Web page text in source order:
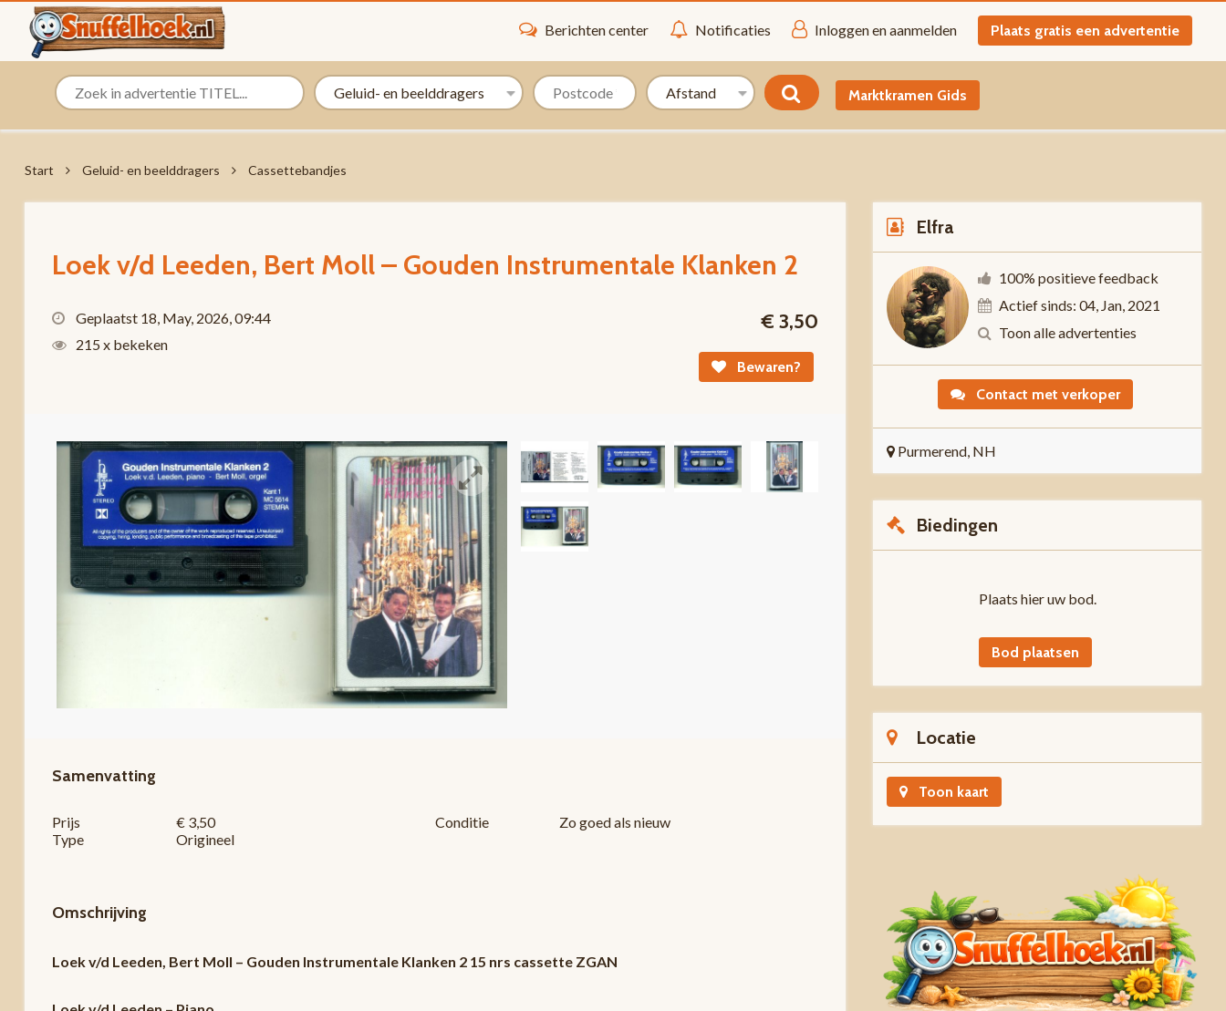
Berichten center Notificaties Inloggen en aanmelden Plaats gratis een advertentie
Marktkramen Gids
Start Geluid- en beelddragers Cassettebandjes
Loek v/d Leeden, Bert Moll – Gouden Instrumentale Klanken 2
Geplaatst 18, May, 2026, 09:44
215 x bekeken
€ 3,50
Bewaren?
Samenvatting
Prijs € 3,50 Conditie
Zo goed als nieuw
Type
Origineel
Omschrijving
Loek v/d Leeden, Bert Moll – Gouden Instrumentale Klanken 2 15 nrs cassette ZGAN
Elfra
100% positieve feedback
Actief sinds: 04, Jan, 2021
Toon alle advertenties
Contact met verkoper
Purmerend, NH
Biedingen
Plaats hier uw bod.
Bod plaatsen
Locatie
Toon kaart